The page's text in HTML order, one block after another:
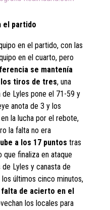
el partido
en el partido, con las
en el cuarto, pero
se mantenía
tiros de tres, una
de Lyles pone el 71-59 y
anota de 3 y los
la lucha por el rebote,
la falta no era
a los 17 puntos tras
finaliza en ataque
Lyles y canasta de
los últimos cinco minutos,
falta de acierto en el
los locales para